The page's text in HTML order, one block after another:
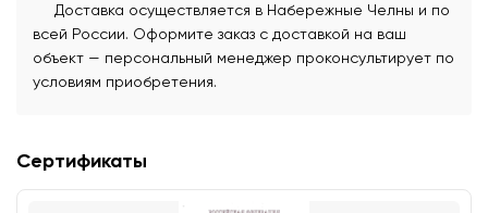
Доставка осуществляется в Набережные Челны и по
всей России. Оформите заказ с доставкой на ваш
объект — персональный менеджер проконсультирует по
условиям приобретения.
Сертификаты